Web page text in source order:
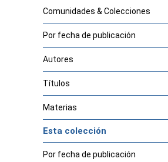
Comunidades & Colecciones
Por fecha de publicación
Autores
Títulos
Materias
Esta colección
Por fecha de publicación